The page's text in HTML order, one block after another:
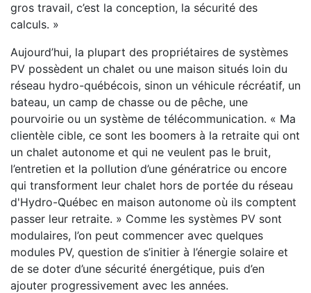
gros travail, c’est la conception, la sécurité des
calculs. »
Aujourd’hui, la plupart des propriétaires de systèmes
PV possèdent un chalet ou une maison situés loin du
réseau hydro-québécois, sinon un véhicule récréatif, un
bateau, un camp de chasse ou de pêche, une
pourvoirie ou un système de télécommunication. « Ma
clientèle cible, ce sont les boomers à la retraite qui ont
un chalet autonome et qui ne veulent pas le bruit,
l’entretien et la pollution d’une génératrice ou encore
qui transforment leur chalet hors de portée du réseau
d'Hydro-Québec en maison autonome où ils comptent
passer leur retraite. » Comme les systèmes PV sont
modulaires, l’on peut commencer avec quelques
modules PV, question de s’initier à l’énergie solaire et
de se doter d’une sécurité énergétique, puis d’en
ajouter progressivement avec les années.